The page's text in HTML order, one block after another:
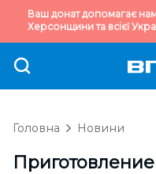
Ваш донат допомагає
Херсонщини та всієї
Головна Новини